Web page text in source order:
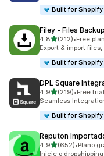
Built for Shopify
Filey ‑ Files
4,8de 5 estrelas
(212)
212 total de
•Free
Export & import
Built for Shopify
DPL Square
4,9de 5 estrelas
(219)
219 total de
•Free
Seamless
Built for Shopify
Reputon
4,9de 5 estrelas
(652)
652 total de•Plano
Inicie o